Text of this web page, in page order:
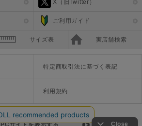
X（旧Twitter）
ご利用ガイド
サイズ表 実店舗検索
特定商取引法に基づく表記
利用規約
PCサイトを表示する